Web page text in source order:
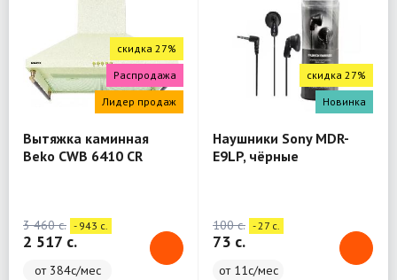
скидка 27%
Распродажа
Лидер продаж
Вытяжка каминная
Beko CWB 6410 CR
3 460 c. - 943 c.
2 517 c.
от 384с/мес
скидка 27%
Новинка
Наушники Sony MDR-
E9LP, чёрные
100 c. - 27 c.
73 c.
от 11с/мес